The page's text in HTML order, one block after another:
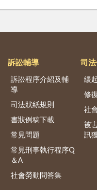
訴訟輔導
訴訟程序介紹及輔
導
司法狀紙規則
書狀例稿下載
常見問題
常見刑事執行程序Q
＆A
社會勞動問答集
司
緩
修
社
被
訊